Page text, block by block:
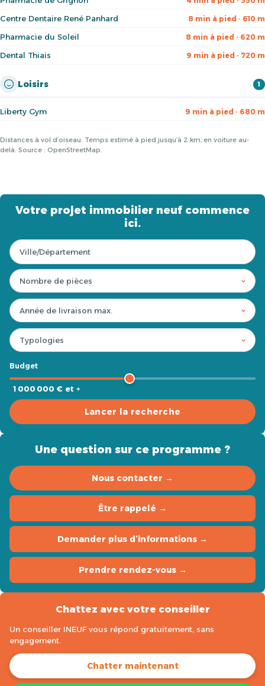
Centre Dentaire René Panhard 8 min à pied · 610 m
Pharmacie du Soleil 8 min à pied · 620 m
Dental Thiais 9 min à pied · 720 m
Loisirs 1
Liberty Gym 9 min à pied · 680 m
Distances à vol d’oiseau. Temps estimé à pied jusqu’à 2 km, en voiture au-
delà. Source : OpenStreetMap.
Votre projet immobilier neuf commence
ici.
Budget
1 000 000 € et +
Lancer la recherche
Une question sur ce programme ?
Nous contacter →
Être rappelé →
Demander plus d’informations →
Prendre rendez-vous →
Chattez avec votre conseiller
Un conseiller INEUF vous répond gratuitement, sans
engagement.
Chatter maintenant